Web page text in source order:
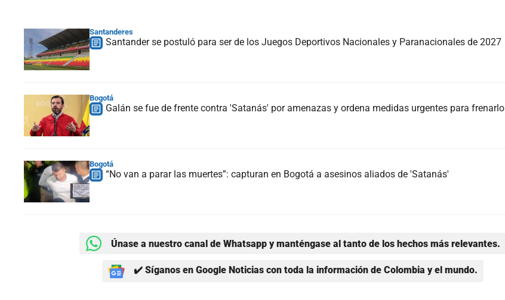
Santanderes
Santander se postuló para ser de los Juegos Deportivos Nacionales y Paranacionales de 2027
Bogotá
Galán se fue de frente contra 'Satanás' por amenazas y ordena medidas urgentes para frenarlo
Bogotá
“No van a parar las muertes”: capturan en Bogotá a asesinos aliados de 'Satanás'
Únase a nuestro canal de Whatsapp y manténgase al tanto de los hechos más relevantes.
✔️ Síganos en Google Noticias con toda la información de Colombia y el mundo.